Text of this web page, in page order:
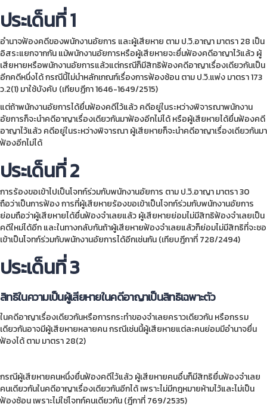
ประเด็นที่ 1
อำนาจฟ้องคดีของพนักงานอัยการ และผู้เสียหาย ตาม ป.วิ.อาญา มาตรา 28 เป็น
อิสระแยกจากกัน แม้พนักงานอัยการหรือผู้เสียหายจะยื่นฟ้องคดีอาญาไว้แล้ว ผู้
เสียหายหรือพนักงานอัยการแล้วแต่กรณีก็มีสิทธิฟ้องคดีอาญาเรื่องเดียวกันเป็น
อีกคดีหนึ่งได้ กรณีนี้ไม่นำหลักเกณฑ์เรื่องการฟ้องซ้อน ตาม ป.วิ.แพ่ง มาตรา 173
ว.2(1) มาใช้บังคับ (เทียบฏีกา 1646-1649/2515)
แต่ถ้าพนักงานอัยการได้ยื่นฟ้องคดีไว้แล้ว คดีอยู่ในระหว่างพิจารณาพนักงาน
อัยการก็จะนำคดีอาญาเรื่องเดียวกันมาฟ้องอีกไม่ได้ หรือผู้เสียหายได้ยื่นฟ้องคดี
อาญาไว้แล้ว คดีอยู่ในระหว่างพิจารณา ผู้เสียหายก็จะนำคดีอาญาเรื่องเดียวกันมา
ฟ้องอีกไม่ได้
ประเด็นที่ 2
การร้องขอเข้าไปเป็นโจทก์ร่วมกับพนักงานอัยการ ตาม ป.วิ.อาญา มาตรา 30
ถือว่าเป็นการฟ้อง การที่ผู้เสียหายร้องขอเข้าเป็นโจทก์ร่วมกับพนักงานอัยการ
ย่อมถือว่าผู้เสียหายได้ยื่นฟ้องจำเลยแล้ว ผู้เสียหายย่อมไม่มีสิทธิฟ้องจำเลยเป็น
คดีใหม่ได้อีก และในทางกลับกันถ้าผู้เสียหายฟ้องจำเลยแล้วก็ย่อมไม่มีสิทธิที่จะชอ
เข้าเป็นโจทก์ร่วมกับพนักงานอัยการได้อีกเช่นกัน (เทียบฎีกาที่ 728/2494)
ประเด็นที่ 3
สิทธิในความเป็นผู้เสียหายในคดีอาญาเป็นสิทธิเฉพาะตัว
ในคดีอาญาเรื่องเดียวกันหรือการกระทำของจำเลยคราวเดียวกัน หรือกรรม
เดียวกันอาจมีผู้เสียหายหลายคน กรณีเช่นนี้ผู้เสียหายแต่ละคนย่อมมีอำนาจยื่น
ฟ้องได้ ตาม มาตรา 28(2)
กรณีผู้เสียหายคนหนึ่งยื่นฟ้องคดีไว้แล้ว ผู้เสียหายคนอื่นก็มีสิทธิยื่นฟ้องจำเลย
คนเดียวกันในคดีอาญาเรื่องเดียวกันอีกได้ เพราะไม่มีกฎหมายห้ามไว้และไม่เป็น
ฟ้องซ้อน เพราะไม่ใช่โจทก์คนเดียวกัน (ฎีกาที่ 769/2535)